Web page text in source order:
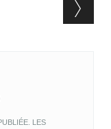
LES